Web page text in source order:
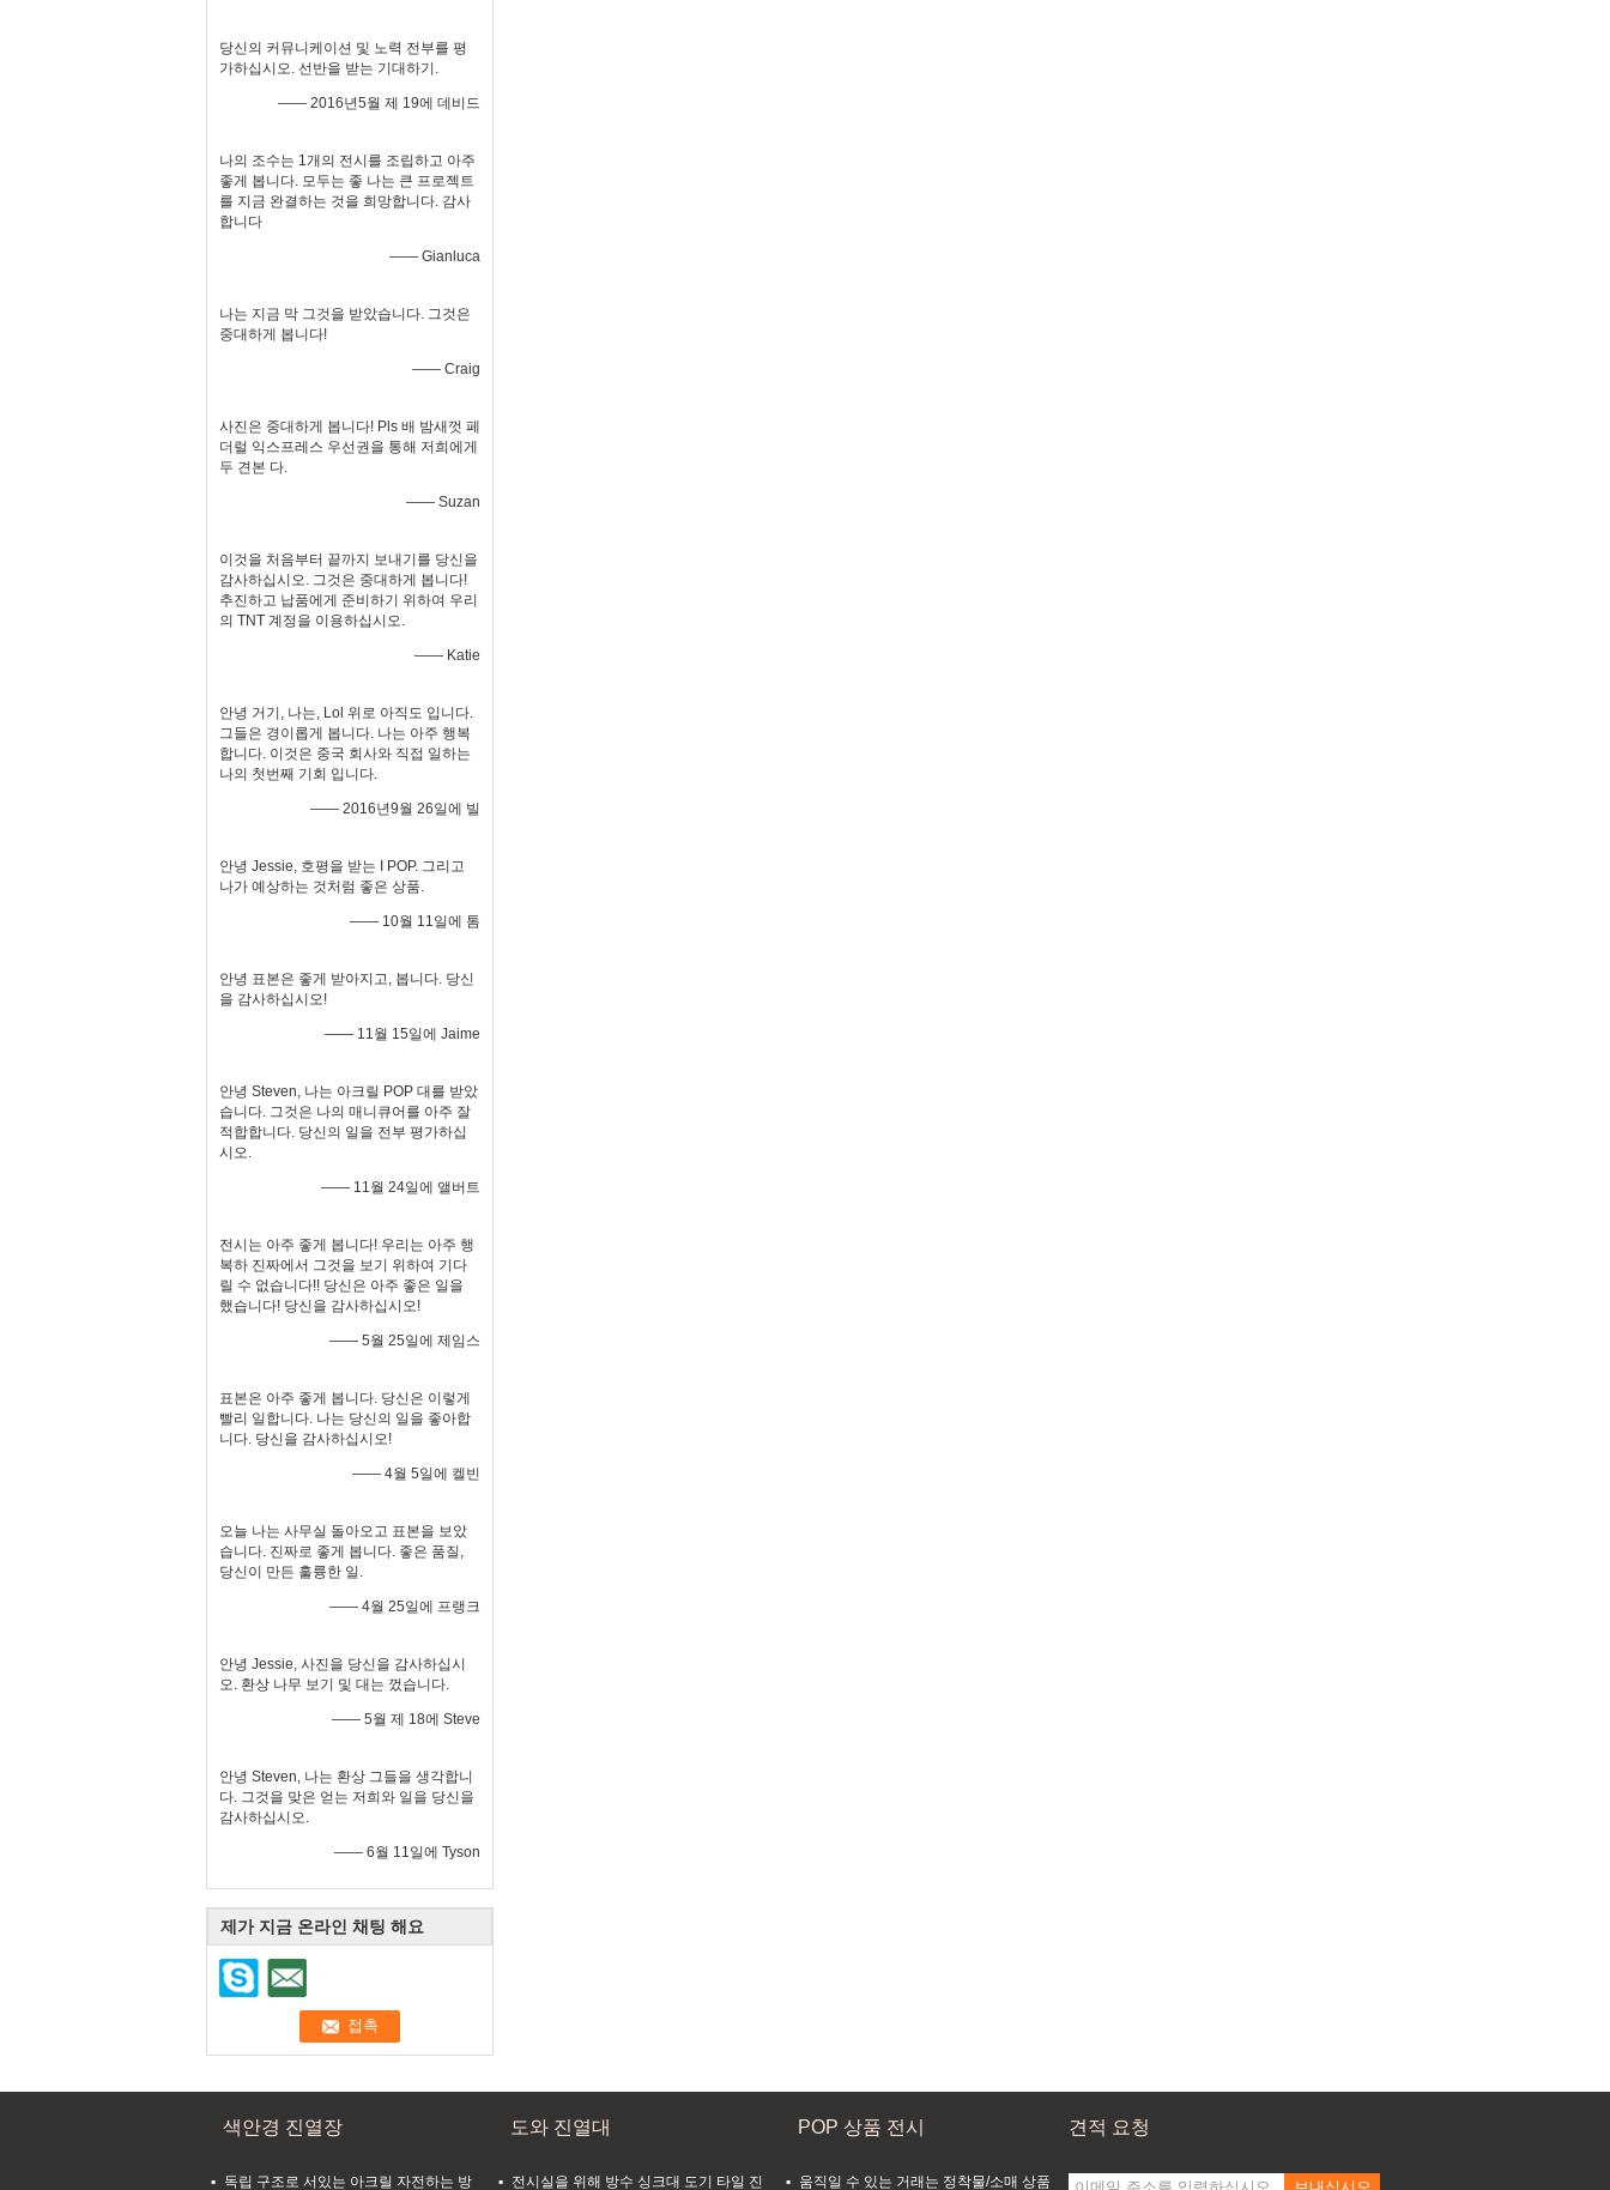
당신의 커뮤니케이션 및 노력 전부를 평
가하십시오. 선반을 받는 기대하기.
—— 2016년5월 제 19에 데비드
나의 조수는 1개의 전시를 조립하고 아주
좋게 봅니다. 모두는 좋 나는 큰 프로젝트
를 지금 완결하는 것을 희망합니다. 감사
합니다
—— Gianluca
나는 지금 막 그것을 받았습니다. 그것은
중대하게 봅니다!
—— Craig
사진은 중대하게 봅니다! Pls 배 밤새껏 페
더럴 익스프레스 우선권을 통해 저희에게
두 견본 다.
—— Suzan
이것을 처음부터 끝까지 보내기를 당신을
감사하십시오. 그것은 중대하게 봅니다!
추진하고 납품에게 준비하기 위하여 우리
의 TNT 계정을 이용하십시오.
—— Katie
안녕 거기, 나는, Lol 위로 아직도 입니다.
그들은 경이롭게 봅니다. 나는 아주 행복
합니다. 이것은 중국 회사와 직접 일하는
나의 첫번째 기회 입니다.
—— 2016년9월 26일에 빌
안녕 Jessie, 호평을 받는 I POP. 그리고
나가 예상하는 것처럼 좋은 상품.
—— 10월 11일에 톰
안녕 표본은 좋게 받아지고, 봅니다. 당신
을 감사하십시오!
—— 11월 15일에 Jaime
안녕 Steven, 나는 아크릴 POP 대를 받았
습니다. 그것은 나의 매니큐어를 아주 잘
적합합니다. 당신의 일을 전부 평가하십
시오.
—— 11월 24일에 앨버트
전시는 아주 좋게 봅니다! 우리는 아주 행
복하 진짜에서 그것을 보기 위하여 기다
릴 수 없습니다!! 당신은 아주 좋은 일을
했습니다! 당신을 감사하십시오!
—— 5월 25일에 제임스
표본은 아주 좋게 봅니다. 당신은 이렇게
빨리 일합니다. 나는 당신의 일을 좋아합
니다. 당신을 감사하십시오!
—— 4월 5일에 켈빈
오늘 나는 사무실 돌아오고 표본을 보았
습니다. 진짜로 좋게 봅니다. 좋은 품질,
당신이 만든 훌륭한 일.
—— 4월 25일에 프랭크
안녕 Jessie, 사진을 당신을 감사하십시
오. 환상 나무 보기 및 대는 껐습니다.
—— 5월 제 18에 Steve
안녕 Steven, 나는 환상 그들을 생각합니
다. 그것을 맞은 얻는 저희와 일을 당신을
감사하십시오.
—— 6월 11일에 Tyson
제가 지금 온라인 채팅 해요
색안경 진열장
독립 구조로 서있는 아크릴 자전하는 방
도와 진열대
전시실을 위해 방수 싱크대 도기 타일 진
POP 상품 전시
움직일 수 있는 거래는 정착물/소매 상품
견적 요청